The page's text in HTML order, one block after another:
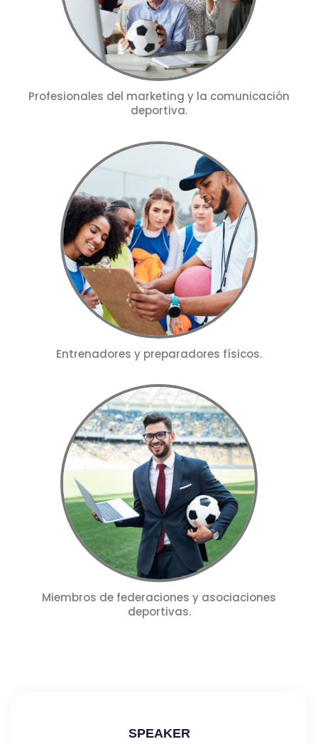
Profesionales del marketing y la comunicación
deportiva.
Entrenadores y preparadores físicos.
Miembros de federaciones y asociaciones
deportivas.
SPEAKER